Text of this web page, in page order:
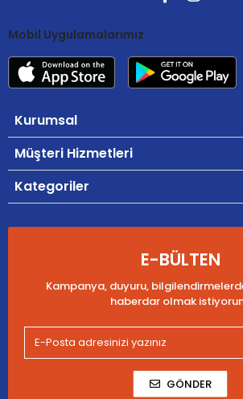
Mobil Uygulamalarımız
Kurumsal
Müşteri Hizmetleri
Kategoriler
E-BÜLTEN
Kampanya, duyuru,
haberdar olmak
GÖNDER